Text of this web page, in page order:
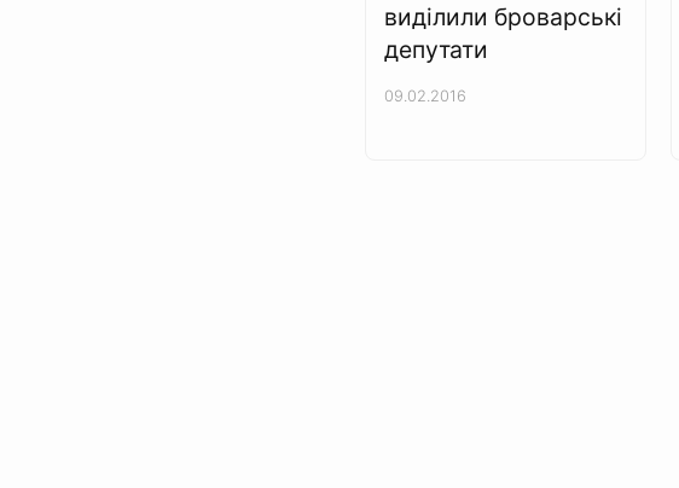
виділили броварські
депутати
09.02.2016